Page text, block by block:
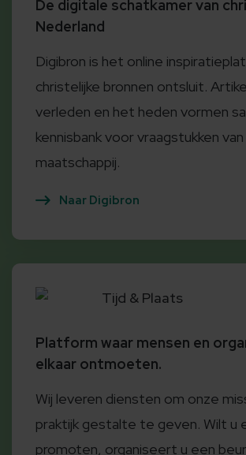
De digitale schatkamer van
Nederland
Digibron is het online
christelijke bronnen ontsluit.
verleden en het heden vormen
kennisbank voor vraagstukken
maatschappij.
Naar Digibron
Tijd & Plaats
Platform waar mensen en
elkaar ontmoeten.
Wij leveren diensten om onze
praktijk gestalte te geven. Wilt u
promoten, organiseert u een